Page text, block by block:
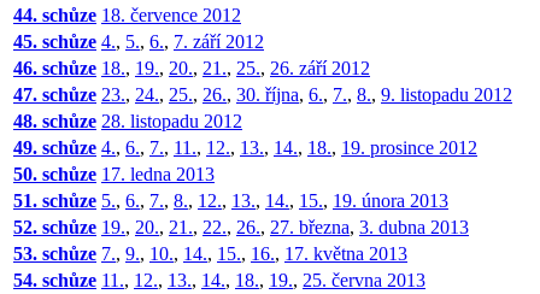
44. schůze 18. července 2012
45. schůze 4., 5., 6., 7. září 2012
46. schůze 18., 19., 20., 21., 25., 26. září 2012
47. schůze 23., 24., 25., 26., 30. října, 6., 7., 8., 9. listopadu 2012
48. schůze 28. listopadu 2012
49. schůze 4., 6., 7., 11., 12., 13., 14., 18., 19. prosince 2012
50. schůze 17. ledna 2013
51. schůze 5., 6., 7., 8., 12., 13., 14., 15., 19. února 2013
52. schůze 19., 20., 21., 22., 26., 27. března, 3. dubna 2013
53. schůze 7., 9., 10., 14., 15., 16., 17. května 2013
54. schůze 11., 12., 13., 14., 18., 19., 25. června 2013